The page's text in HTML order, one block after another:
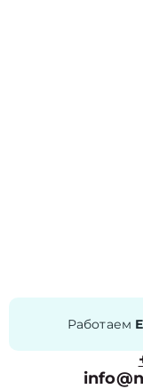
Работаем